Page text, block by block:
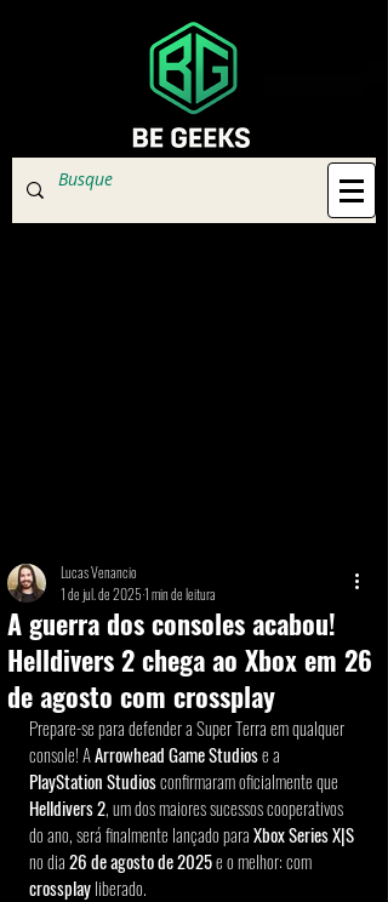
A guerra dos consoles acabou!
Helldivers 2 chega ao Xbox em 26
de agosto com crossplay
Lucas Venancio
1 de jul. de 20251 min de leitura
Prepare-se para defender a Super Terra em qualquer
console! A Arrowhead Game Studios e a
PlayStation Studios confirmaram oficialmente que
Helldivers 2, um dos maiores sucessos cooperativos
do ano, será finalmente lançado para Xbox Series X|S
no dia 26 de agosto de 2025 e o melhor: com
crossplay liberado.